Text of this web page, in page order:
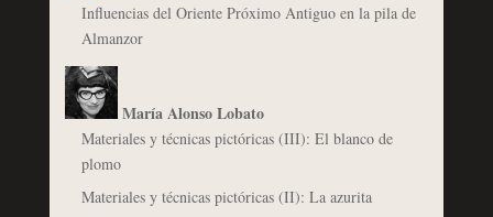
Influencias del Oriente Próximo Antiguo en la pila de
Almanzor
María Alonso Lobato
Materiales y técnicas pictóricas (III): El blanco de
plomo
Materiales y técnicas pictóricas (II): La azurita